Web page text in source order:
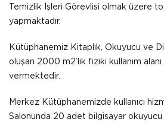
Temizlik İşleri Görevlisi olmak üzere
yapmaktadır.
Kütüphanemiz Kitaplık, Okuyucu ve
oluşan 2000 m2’lik fiziki kullanım alanı
vermektedir.
Merkez Kütüphanemizde kullanıcı
Salonunda 20 adet bilgisayar okuyucu